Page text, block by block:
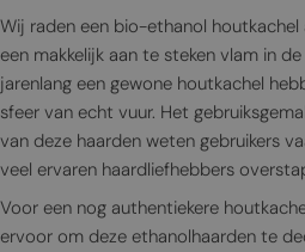
Wij raden een bio-ethanol
een makkelijk aan te steken vlam in
jarenlang een gewone houtkachel
sfeer van echt vuur. Het
van deze haarden weten gebruikers
veel ervaren haardliefhebbers
Voor een nog authentiekere
ervoor om deze ethanolhaarden te